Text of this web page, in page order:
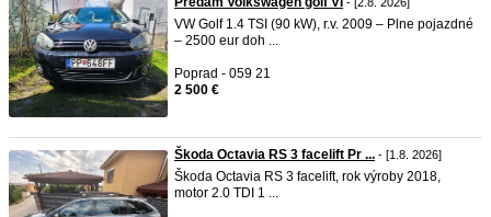
VW Golf 1.4 TSI (90 kW), r.v. 2009 – Plne pojazdné
– 2500 eur doh ...
Poprad - 059 21
2 500 €
Škoda Octavia RS 3 facelift Pr ... - [1.8. 2026]
Škoda Octavia RS 3 facelift, rok výroby 2018,
motor 2.0 TDI 1 ...